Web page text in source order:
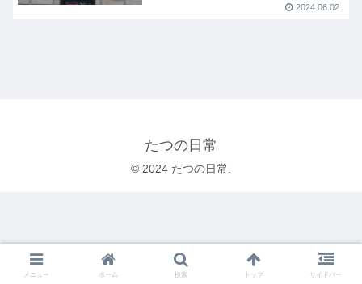
2024.06.02
たつの日常
© 2024 たつの日常.
メニュー ホーム 検索 トップ サイドバー